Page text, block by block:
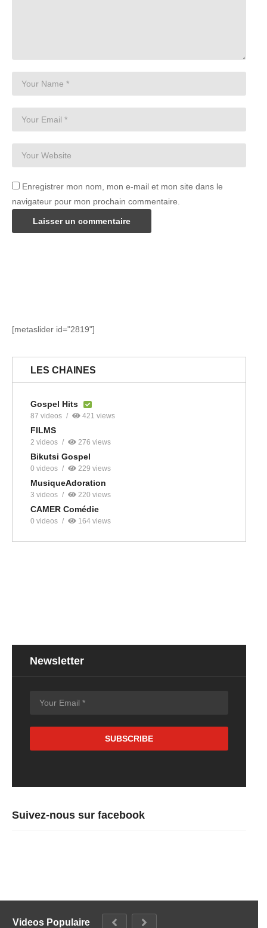
Enregistrer mon nom, mon e-mail et mon site dans le
navigateur pour mon prochain commentaire.
[metaslider id="2819"]
LES CHAINES
Gospel Hits
87 videos 421 views
FILMS
2 videos 276 views
Bikutsi Gospel
0 videos 229 views
MusiqueAdoration
3 videos 220 views
CAMER Comédie
0 videos 164 views
Newsletter
Suivez-nous sur facebook
Videos Populaire